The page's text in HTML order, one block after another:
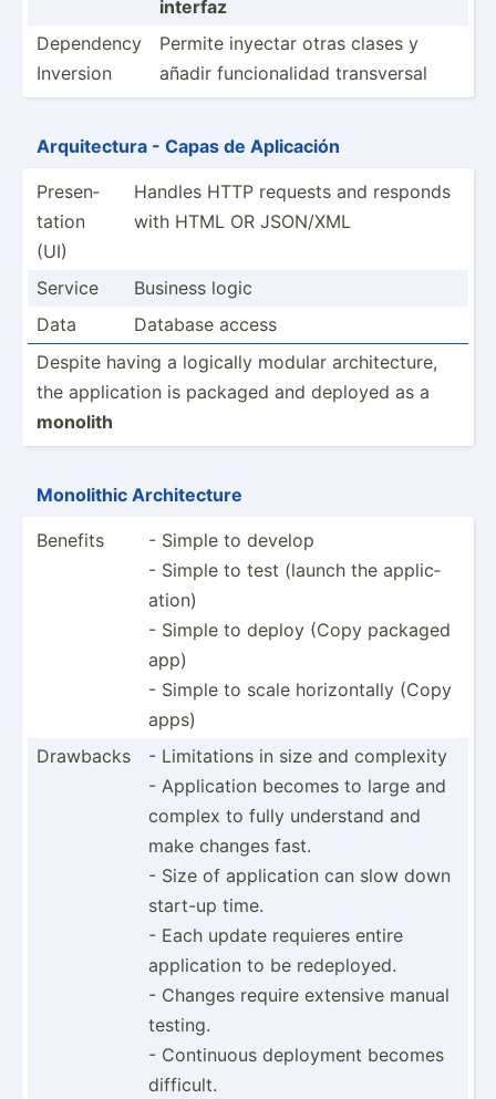
interfaz
Dependency
Inversion
Permite inyectar otras clases y
añadir funcio­nalidad transv­ersal
Arquit­ectura - Capas de Aplicación
Presen­
tation
(UI)
Handles HTTP requests and responds
with HTML OR JSON/XML
Service
Business logic
Data
Database access
Despite having a logically modular archit­ecture,
the applic­ation is packaged and deployed as a
monolith
Monolithic Archit­ecture
Benefits
- Simple to develop
- Simple to test (launch the applic­
ation)
- Simple to deploy (Copy packaged
app)
- Simple to scale horizo­ntally (Copy
apps)
Drawbacks
- Limita­tions in size and complexity
- Applic­ation becomes to large and
complex to fully understand and
make changes fast.
- Size of applic­ation can slow down
start-up time.
- Each update requieres entire
applic­ation to be redepl­oyed.
- Changes require extensive manual
testing.
- Continuous deployment becomes
difficult.